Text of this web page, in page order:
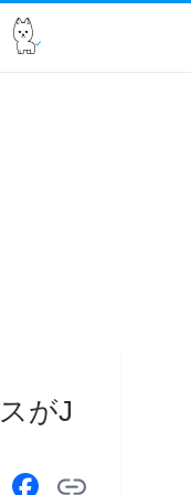
がJ